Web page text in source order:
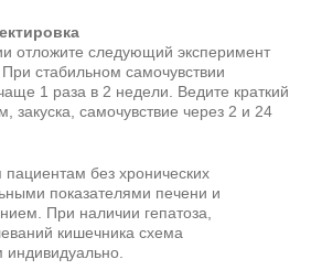
отложите следующий эксперимент
стабильном самочувствии
1 раза в 2 недели. Ведите краткий
закуска, самочувствие через 2 и 24
без хронических
показателями печени и
При наличии гепатоза,
кишечника схема
индивидуально.